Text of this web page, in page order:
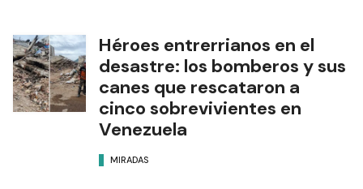
Héroes entrerrianos en el
desastre: los bomberos y sus
canes que rescataron a
cinco sobrevivientes en
Venezuela
MIRADAS